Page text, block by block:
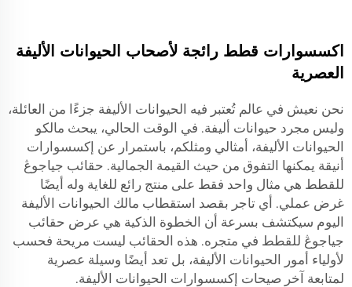
اكسسوارات قطط رائجة لأصحاب الحيوانات الأليفة
العصرية
نحن نعيش في عالم تُعتبر فيه الحيوانات الأليفة جزءًا من العائلة،
وليس مجرد حيوانات أليفة. في الوقت الحالي، يبحث مالكو
الحيوانات الأليفة، أمثالي ومثلكم، باستمرار عن إكسسوارات
أنيقة يمكنها التفوق من حيث القيمة الجمالية. حقائب جياجوڠ
للقطط هي مثال واحد فقط على منتج رائع للغاية وله أيضًا
غرض عملي. أي تاجر بقصد استقطاب مالك الحيوانات الأليفة
اليوم سيكتشف بسرعة أن الخطوة الذكية هي عرض حقائب
جياجوڠ للقطط في متجره. هذه الحقائب ليست مريحة فحسب
لأولياء أمور الحيوانات الأليفة، بل تعد أيضًا وسيلة عصرية
لمتابعة آخر صيحات إكسسوارات الحيوانات الأليفة.